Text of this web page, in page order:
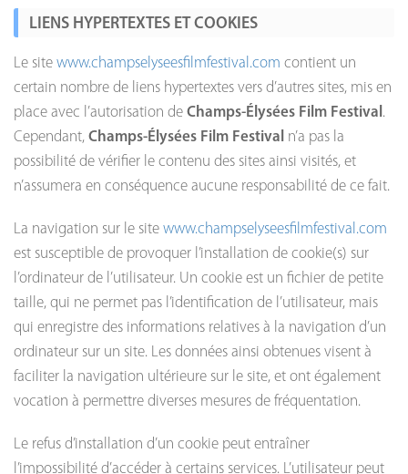
LIENS HYPERTEXTES ET COOKIES
Le site www.champselyseesfilmfestival.com contient un
certain nombre de liens hypertextes vers d’autres sites, mis en
place avec l’autorisation de Champs-Élysées Film Festival .
Cependant, Champs-Élysées Film Festival n’a pas la
possibilité de vérifier le contenu des sites ainsi visités, et
n’assumera en conséquence aucune responsabilité de ce fait.
La navigation sur le site www.champselyseesfilmfestival.com
est susceptible de provoquer l’installation de cookie(s) sur
l’ordinateur de l’utilisateur. Un cookie est un fichier de petite
taille, qui ne permet pas l’identification de l’utilisateur, mais
qui enregistre des informations relatives à la navigation d’un
ordinateur sur un site. Les données ainsi obtenues visent à
faciliter la navigation ultérieure sur le site, et ont également
vocation à permettre diverses mesures de fréquentation.
Le refus d’installation d’un cookie peut entraîner
l’impossibilité d’accéder à certains services. L’utilisateur peut